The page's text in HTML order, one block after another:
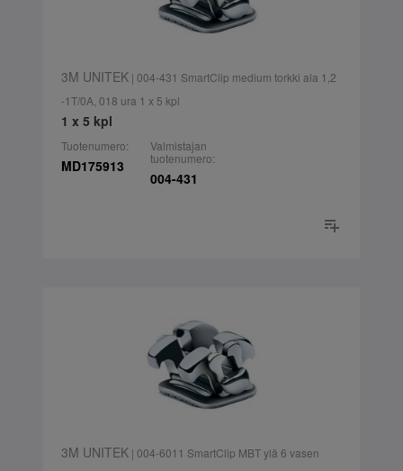
3M UNITEK| 004-431 SmartClip medium torkki ala 1,2
-1T/0A, 018 ura 1 x 5 kpl
1 x 5 kpl
Tuotenumero:
MD175913
Valmistajan
tuotenumero:
004-431
3M UNITEK| 004-6011 SmartClip MBT ylä 6 vasen